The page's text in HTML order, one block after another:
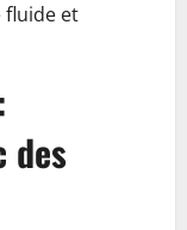
fluide et
des